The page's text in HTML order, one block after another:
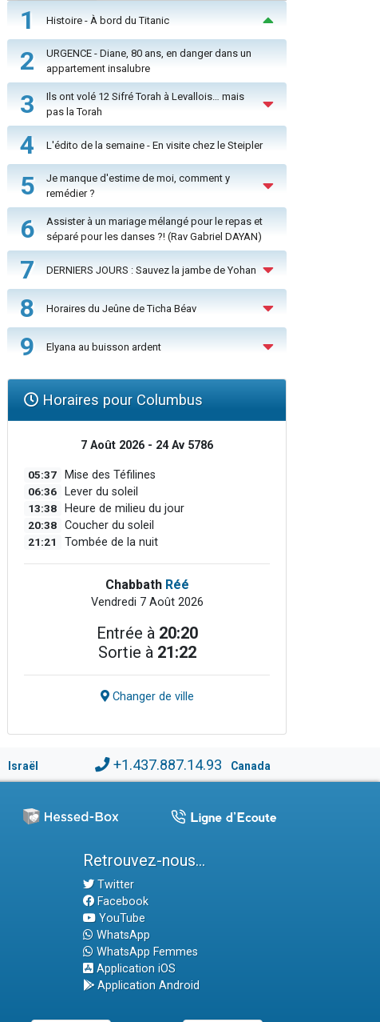
1 Histoire - À bord du Titanic
2
URGENCE - Diane, 80 ans, en danger dans un
appartement insalubre
3
Ils ont volé 12 Sifré Torah à Levallois… mais
pas la Torah
4 L'édito de la semaine - En visite chez le Steipler
5
Je manque d'estime de moi, comment y
remédier ?
6
Assister à un mariage mélangé pour le repas et
séparé pour les danses ?! (Rav Gabriel DAYAN)
7 DERNIERS JOURS : Sauvez la jambe de Yohan
8 Horaires du Jeûne de Ticha Béav
9 Elyana au buisson ardent
Horaires pour Columbus
7 Août 2026 - 24 Av 5786
05:37 Mise des Téfilines
06:36 Lever du soleil
13:38 Heure de milieu du jour
20:38 Coucher du soleil
21:21 Tombée de la nuit
Chabbath Réé
Vendredi 7 Août 2026
Entrée à 20:20
Sortie à 21:22
Changer de ville
Israël +1.437.887.14.93 Canada
Retrouvez-nous...
Twitter
Facebook
YouTube
WhatsApp
WhatsApp Femmes
Application iOS
Application Android